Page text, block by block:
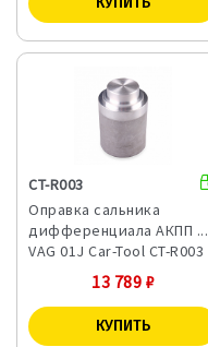
CT-R003
Оправка сальника
дифференциала АКПП ...
VAG 01J Car-Tool CT-R003
13 789 ₽